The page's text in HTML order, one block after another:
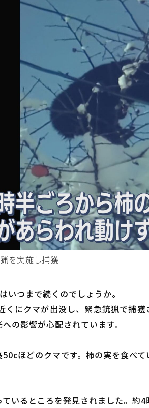
を実施し捕獲
いつまで続くのでしょうか。
くにクマが出没し、緊急銃猟で捕
の影響が心配されています。
ほどのクマです。柿の実を食べて
いるところを発見されました。約4